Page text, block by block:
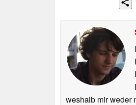
weshalb mir weder